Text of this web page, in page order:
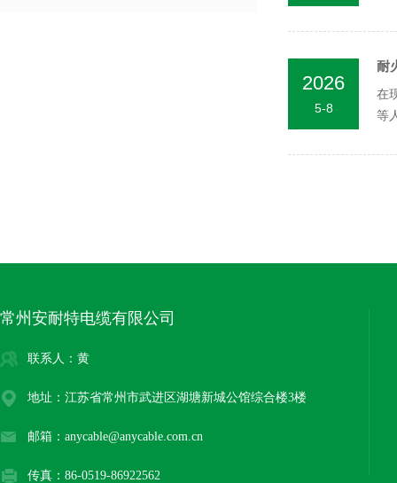
2026
5-8
耐
在
等
常州安耐特电缆有限公司
联系人：黄
地址：江苏省常州市武进区湖塘新城公馆综合楼3楼
邮箱：anycable@anycable.com.cn
传真：86-0519-86922562